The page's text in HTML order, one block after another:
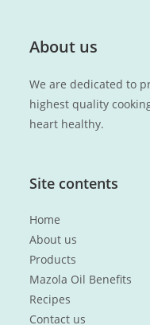
About us
We are dedicated to
highest quality
heart healthy.
Site contents
Home
About us
Products
Mazola Oil Benefits
Recipes
Contact us